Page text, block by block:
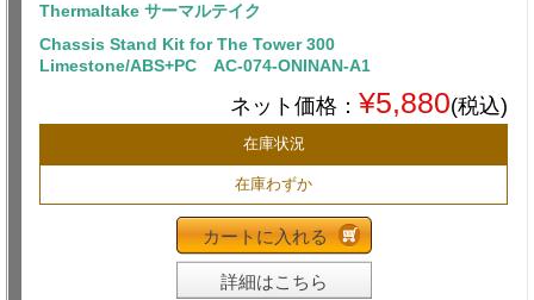
Thermaltake サーマルテイク
Chassis Stand Kit for The Tower 300
Limestone/ABS+PC AC-074-ONINAN-A1
ネット価格： ¥5,880(税込)
在庫状況
在庫わずか
カートに入れる
詳細はこちら